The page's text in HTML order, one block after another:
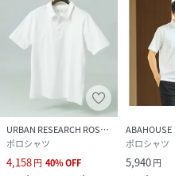
URBAN RESEARCH ROSSO
ポロシャツ
4,158円 40%OFF
ABAHOUSE
ポロシャツ
5,940円